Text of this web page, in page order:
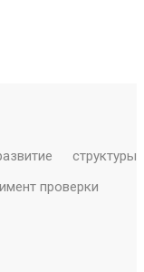
структуры
проверки